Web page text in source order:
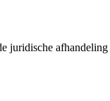
juridische